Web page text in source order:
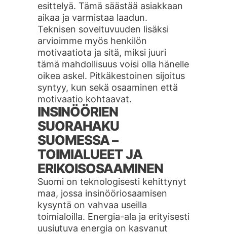
esittelyä. Tämä säästää asiakkaan
aikaa ja varmistaa laadun.
Teknisen soveltuvuuden lisäksi
arvioimme myös henkilön
motivaatiota ja sitä, miksi juuri
tämä mahdollisuus voisi olla hänelle
oikea askel. Pitkäkestoinen sijoitus
syntyy, kun sekä osaaminen että
motivaatio kohtaavat.
INSINÖÖRIEN
SUORAHAKU
SUOMESSA –
TOIMIALUEET JA
ERIKOISOSAAMINEN
Suomi on teknologisesti kehittynyt
maa, jossa insinööriosaamisen
kysyntä on vahvaa useilla
toimialoilla. Energia-ala ja erityisesti
uusiutuva energia on kasvanut